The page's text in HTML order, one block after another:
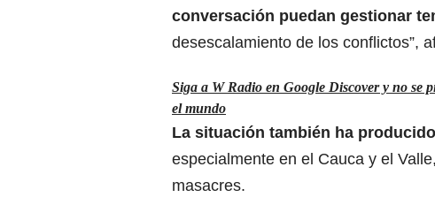
conversación puedan gestionar
desescalamiento de los conflictos”,
Siga a W Radio en Google Discover y no se
el mundo
La situación también ha
especialmente en el Cauca y el
masacres.